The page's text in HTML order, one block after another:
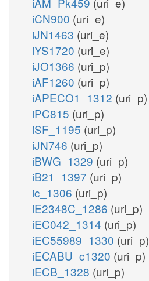
iCN900 (uri_e)
iJN1463 (uri_e)
iYS1720 (uri_e)
iJO1366 (uri_p)
iAF1260 (uri_p)
iAPECO1_1312 (uri_p)
iPC815 (uri_p)
iSF_1195 (uri_p)
iJN746 (uri_p)
iBWG_1329 (uri_p)
iB21_1397 (uri_p)
ic_1306 (uri_p)
iE2348C_1286 (uri_p)
iEC042_1314 (uri_p)
iEC55989_1330 (uri_p)
iECABU_c1320 (uri_p)
iECB_1328 (uri_p)